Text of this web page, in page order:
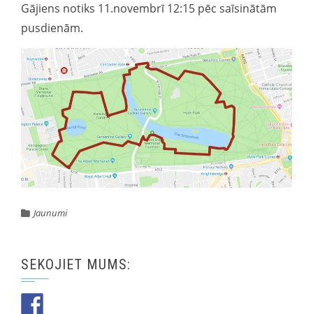
Gājiens notiks 11.novembrī 12:15 pēc saīsinātām
pusdienām.
Jaunumi
SEKOJIET MUMS: